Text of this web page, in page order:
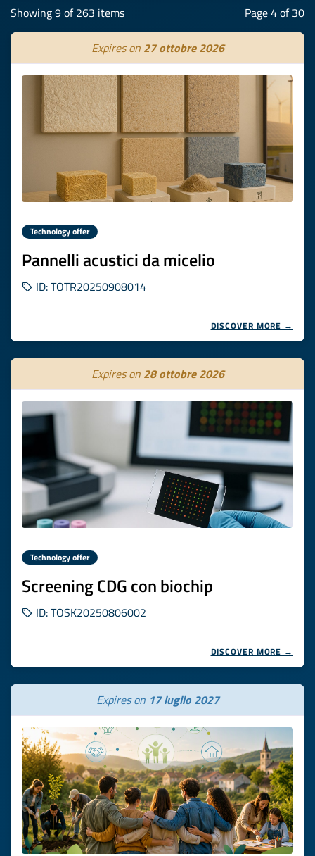
Showing 9 of 263 items Page 4 of 30
Expires on 27 ottobre 2026
Technology offer
Pannelli acustici da micelio
ID: TOTR20250908014
DISCOVER MORE →
Expires on 28 ottobre 2026
Technology offer
Screening CDG con biochip
ID: TOSK20250806002
DISCOVER MORE →
Expires on 17 luglio 2027